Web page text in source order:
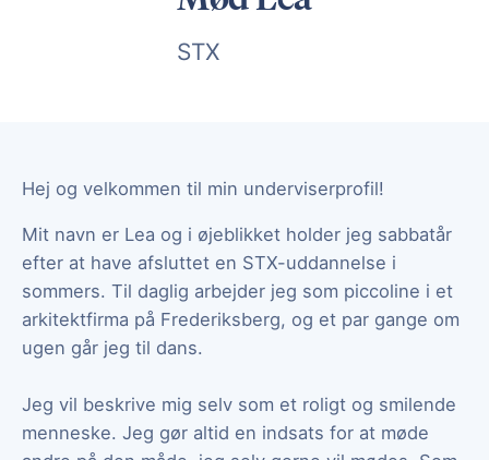
STX
Hej og velkommen til min underviserprofil!
Mit navn er Lea og i øjeblikket holder jeg sabbatår
efter at have afsluttet en STX-uddannelse i
sommers. Til daglig arbejder jeg som piccoline i et
arkitektfirma på Frederiksberg, og et par gange om
ugen går jeg til dans.
Jeg vil beskrive mig selv som et roligt og smilende
menneske. Jeg gør altid en indsats for at møde